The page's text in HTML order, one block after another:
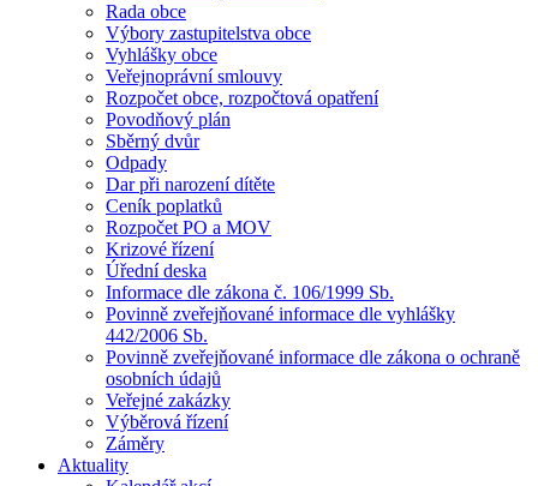
Rada obce
Výbory zastupitelstva obce
Vyhlášky obce
Veřejnoprávní smlouvy
Rozpočet obce, rozpočtová opatření
Povodňový plán
Sběrný dvůr
Odpady
Dar při narození dítěte
Ceník poplatků
Rozpočet PO a MOV
Krizové řízení
Úřední deska
Informace dle zákona č. 106/1999 Sb.
Povinně zveřejňované informace dle vyhlášky
442/2006 Sb.
Povinně zveřejňované informace dle zákona o ochraně
osobních údajů
Veřejné zakázky
Výběrová řízení
Záměry
Aktuality